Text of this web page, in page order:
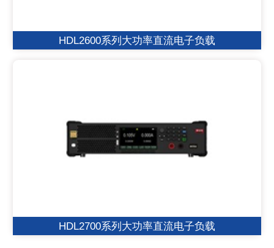
HDL2600系列大功率直流电子负载
HDL2700系列大功率直流电子负载